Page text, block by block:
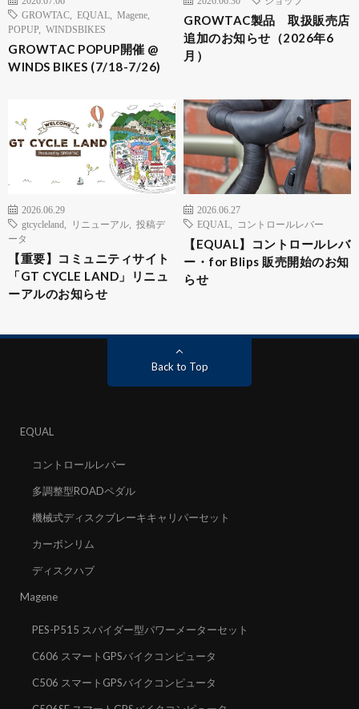
GROWTAC
EQUAL Magene
POPUP
WINDSBIKES
GROWTAC POPUP開催 @
WINDS BIKES (7/18-7/26)
GROWTAC製品 取扱販売店
追加のお知らせ（2026年6
月）
2026.06.29
gtcycleland
リニューアル
投稿デ
ータ
【重要】コミュニティサイト
「GT CYCLE LAND」リニュ
ーアルのお知らせ
2026.06.27
EQUAL
コントロールレバー
【EQUAL】コントロールレバ
ー・for Blips 販売開始のお知
らせ
Back to Top
EQUAL
コントロールレバー
多調整型ROADペダル
機械式ディスクブレーキキャリパーセット
カーボンリム
ディスクハブ
Magene
PES-P515 スパイダー型パワーメーターセット
C606 スマートGPSバイクコンピュータ
C506 スマートGPSバイクコンピュータ